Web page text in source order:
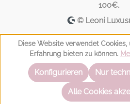
100€.
© Leoni
Diese Website verwendet
Erfahrung bieten zu können.
Nur
Konfigurieren
Alle Cookies